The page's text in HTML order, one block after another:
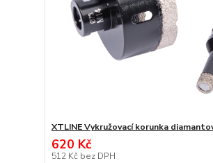
XTLINE Vykružovací korunka
620 Kč
512 Kč bez DPH